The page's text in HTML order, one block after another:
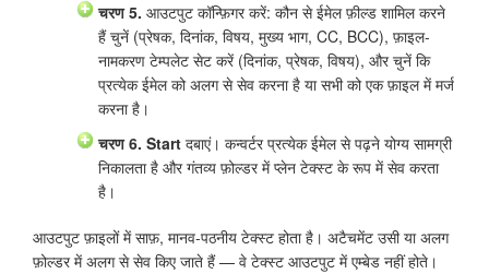
चरण 5. आउटपुट कॉन्फ़िगर करें: कौन से ईमेल फ़ील्ड शामिल करने
हैं चुनें (प्रेषक, दिनांक, विषय, मुख्य भाग, CC, BCC), फ़ाइल-
नामकरण टेम्पलेट सेट करें (दिनांक, प्रेषक, विषय), और चुनें कि
प्रत्येक ईमेल को अलग से सेव करना है या सभी को एक फ़ाइल में मर्ज
करना है।
चरण 6. Start दबाएं। कन्वर्टर प्रत्येक ईमेल से पढ़ने योग्य सामग्री
निकालता है और गंतव्य फ़ोल्डर में प्लेन टेक्स्ट के रूप में सेव करता
है।
आउटपुट फ़ाइलों में साफ़, मानव-पठनीय टेक्स्ट होता है। अटैचमेंट उसी या अलग
फ़ोल्डर में अलग से सेव किए जाते हैं — वे टेक्स्ट आउटपुट में एम्बेड नहीं होते।